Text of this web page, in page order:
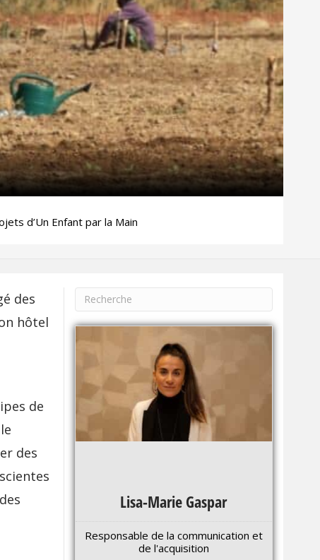
d’Un Enfant par la Main
des
hôtel
de
des
Lisa-Marie Gaspar
Responsable de la communication et
de l'acquisition